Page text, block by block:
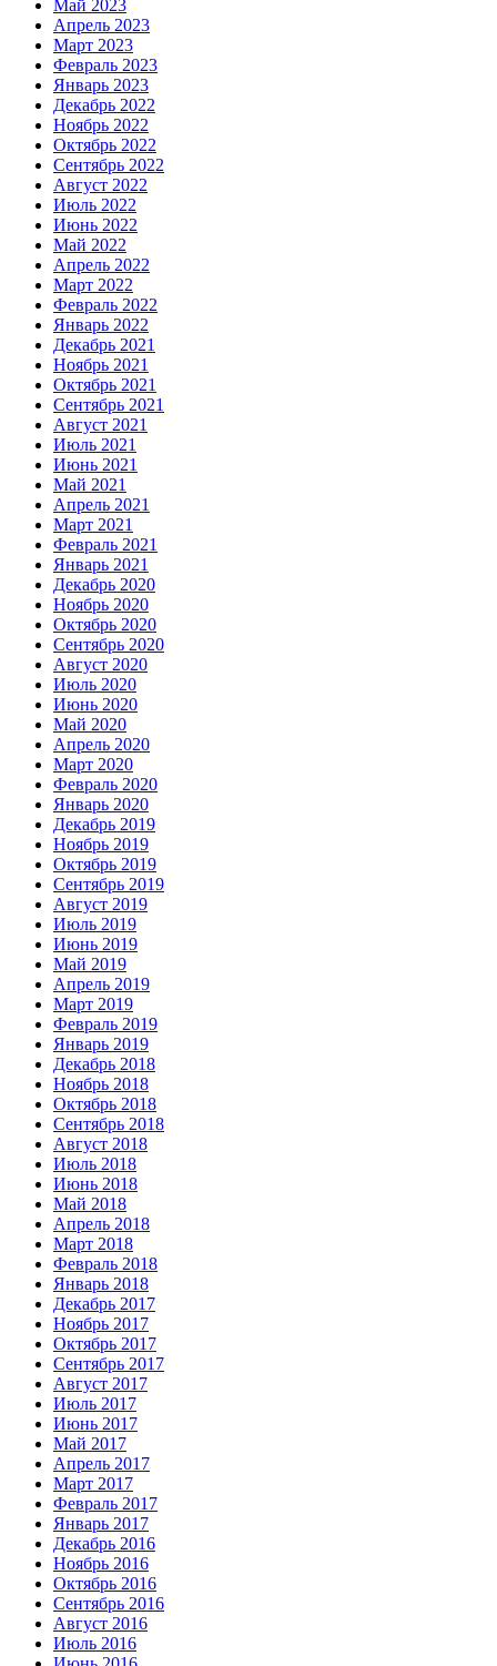
Май 2023
Апрель 2023
Март 2023
Февраль 2023
Январь 2023
Декабрь 2022
Ноябрь 2022
Октябрь 2022
Сентябрь 2022
Август 2022
Июль 2022
Июнь 2022
Май 2022
Апрель 2022
Март 2022
Февраль 2022
Январь 2022
Декабрь 2021
Ноябрь 2021
Октябрь 2021
Сентябрь 2021
Август 2021
Июль 2021
Июнь 2021
Май 2021
Апрель 2021
Март 2021
Февраль 2021
Январь 2021
Декабрь 2020
Ноябрь 2020
Октябрь 2020
Сентябрь 2020
Август 2020
Июль 2020
Июнь 2020
Май 2020
Апрель 2020
Март 2020
Февраль 2020
Январь 2020
Декабрь 2019
Ноябрь 2019
Октябрь 2019
Сентябрь 2019
Август 2019
Июль 2019
Июнь 2019
Май 2019
Апрель 2019
Март 2019
Февраль 2019
Январь 2019
Декабрь 2018
Ноябрь 2018
Октябрь 2018
Сентябрь 2018
Август 2018
Июль 2018
Июнь 2018
Май 2018
Апрель 2018
Март 2018
Февраль 2018
Январь 2018
Декабрь 2017
Ноябрь 2017
Октябрь 2017
Сентябрь 2017
Август 2017
Июль 2017
Июнь 2017
Май 2017
Апрель 2017
Март 2017
Февраль 2017
Январь 2017
Декабрь 2016
Ноябрь 2016
Октябрь 2016
Сентябрь 2016
Август 2016
Июль 2016